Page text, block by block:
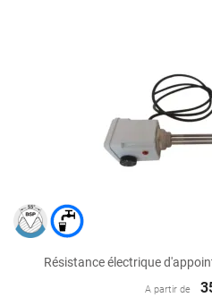
Résistance électrique
A partir de